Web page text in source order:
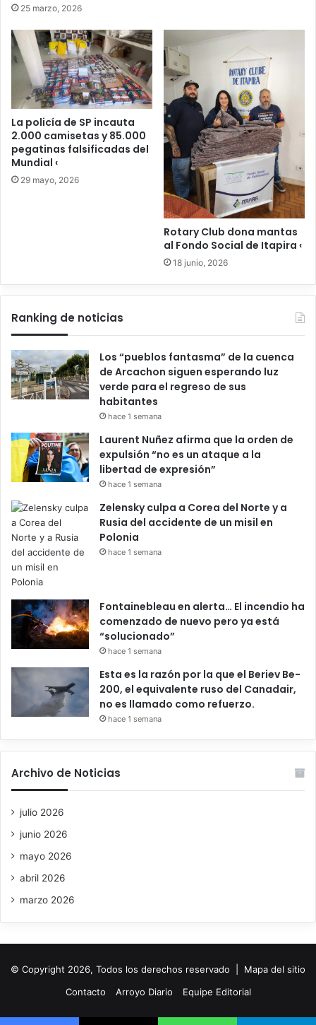
25 marzo, 2026
La policía de SP incauta
2.000 camisetas y 85.000
pegatinas falsificadas del
Mundial ‹
29 mayo, 2026
Rotary Club dona mantas
al Fondo Social de Itapira ‹
18 junio, 2026
Ranking de noticias
Los “pueblos fantasma” de la cuenca
de Arcachon siguen esperando luz
verde para el regreso de sus
habitantes
hace 1 semana
Laurent Nuñez afirma que la orden de
expulsión “no es un ataque a la
libertad de expresión”
hace 1 semana
Zelensky culpa a Corea del Norte y a
Rusia del accidente de un misil en
Polonia
hace 1 semana
Fontainebleau en alerta… El incendio ha
comenzado de nuevo pero ya está
“solucionado”
hace 1 semana
Esta es la razón por la que el Beriev Be-
200, el equivalente ruso del Canadair,
no es llamado como refuerzo.
hace 1 semana
Archivo de Noticias
julio 2026
junio 2026
mayo 2026
abril 2026
marzo 2026
© Copyright 2026, Todos los derechos reservado | Mapa del sitio
Contacto
Arroyo Diario Equipe Editorial